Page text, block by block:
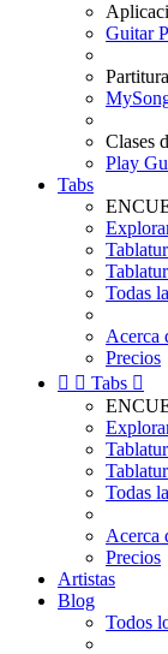
Guitar
Clases
Play
Tabs
Todas
Acerca
Precios
  Tabs 
Todas
Acerca
Precios
Artistas
Blog
Todos